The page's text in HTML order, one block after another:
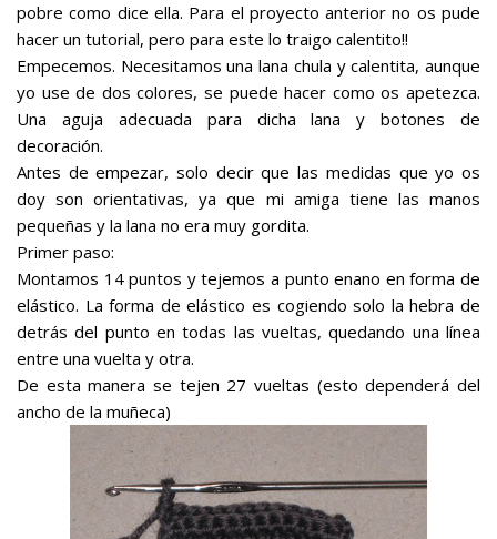
pobre como dice ella. Para el proyecto anterior no os pude
hacer un tutorial, pero para este lo traigo calentito!!
Empecemos. Necesitamos una lana chula y calentita, aunque
yo use de dos colores, se puede hacer como os apetezca.
Una aguja adecuada para dicha lana y botones de
decoración.
Antes de empezar, solo decir que las medidas que yo os
doy son orientativas, ya que mi amiga tiene las manos
pequeñas y la lana no era muy gordita.
Primer paso:
Montamos 14 puntos y tejemos a punto enano en forma de
elástico. La forma de elástico es cogiendo solo la hebra de
detrás del punto en todas las vueltas, quedando una línea
entre una vuelta y otra.
De esta manera se tejen 27 vueltas (esto dependerá del
ancho de la muñeca)